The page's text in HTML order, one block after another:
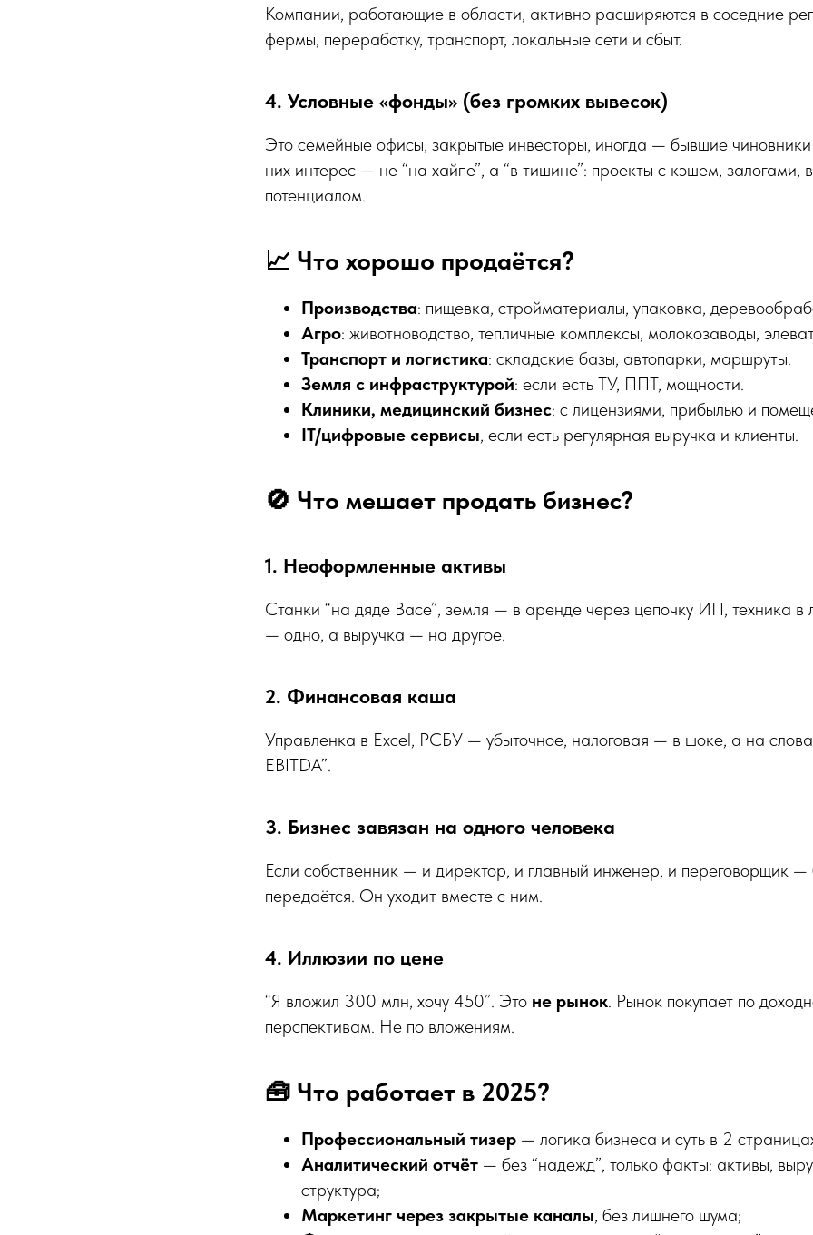
Компании, работающие в области, активно расширяются в соседние
фермы, переработку, транспорт, локальные сети и сбыт.
4. Условные «фонды» (без громких вывесок)
Это семейные офисы, закрытые инвесторы, иногда — бывшие
них интерес — не “на хайпе”, а “в тишине”: проекты с кэшем, залогами,
потенциалом.
📈 Что хорошо продаётся?
Производства: пищевка, стройматериалы, упаковка,
Агро: животноводство, тепличные комплексы, молокозаводы,
Транспорт и логистика: складские базы, автопарки, маршруты.
Земля с инфраструктурой: если есть ТУ, ППТ, мощности.
Клиники, медицинский бизнес: с лицензиями, прибылью и
IT/цифровые сервисы, если есть регулярная выручка и клиенты.
🚫 Что мешает продать бизнес?
1. Неоформленные активы
Станки “на дяде Васе”, земля — в аренде через цепочку ИП, техника в
— одно, а выручка — на другое.
2. Финансовая каша
Управленка в Excel, РСБУ — убыточное, налоговая — в шоке, а на
EBITDA”.
3. Бизнес завязан на одного человека
Если собственник — и директор, и главный инженер, и переговорщик —
передаётся. Он уходит вместе с ним.
4. Иллюзии по цене
“Я вложил 300 млн, хочу 450”. Это не рынок. Рынок покупает по
перспективам. Не по вложениям.
🧰 Что работает в 2025?
Профессиональный тизер — логика бизнеса и суть в 2
Аналитический отчёт — без “надежд”, только факты: активы,
структура;
Маркетинг через закрытые каналы, без лишнего шума;